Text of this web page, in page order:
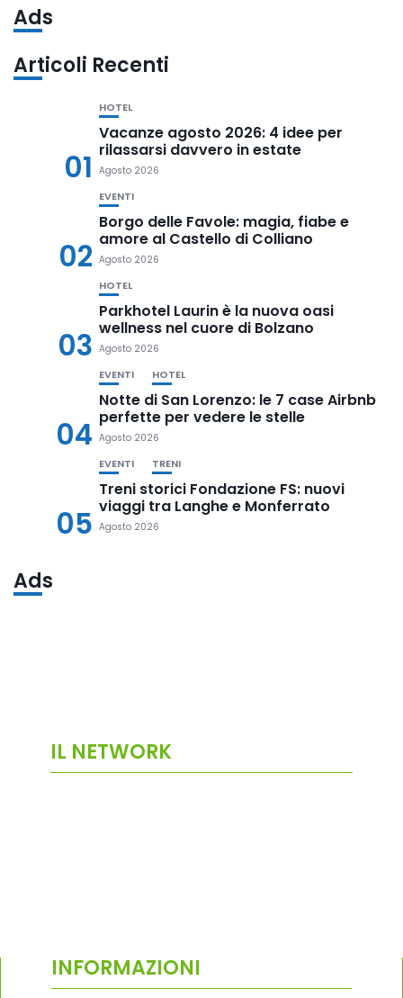
Ads
Articoli Recenti
01
HOTEL
Vacanze agosto 2026: 4 idee per
rilassarsi davvero in estate
Agosto 2026
02
EVENTI
Borgo delle Favole: magia, fiabe e
amore al Castello di Colliano
Agosto 2026
03
HOTEL
Parkhotel Laurin è la nuova oasi
wellness nel cuore di Bolzano
Agosto 2026
04
EVENTI HOTEL
Notte di San Lorenzo: le 7 case Airbnb
perfette per vedere le stelle
Agosto 2026
05
EVENTI TRENI
Treni storici Fondazione FS: nuovi
viaggi tra Langhe e Monferrato
Agosto 2026
Ads
IL NETWORK
INFORMAZIONI